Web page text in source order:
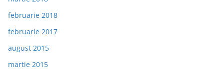
februarie 2018
februarie 2017
august 2015
martie 2015